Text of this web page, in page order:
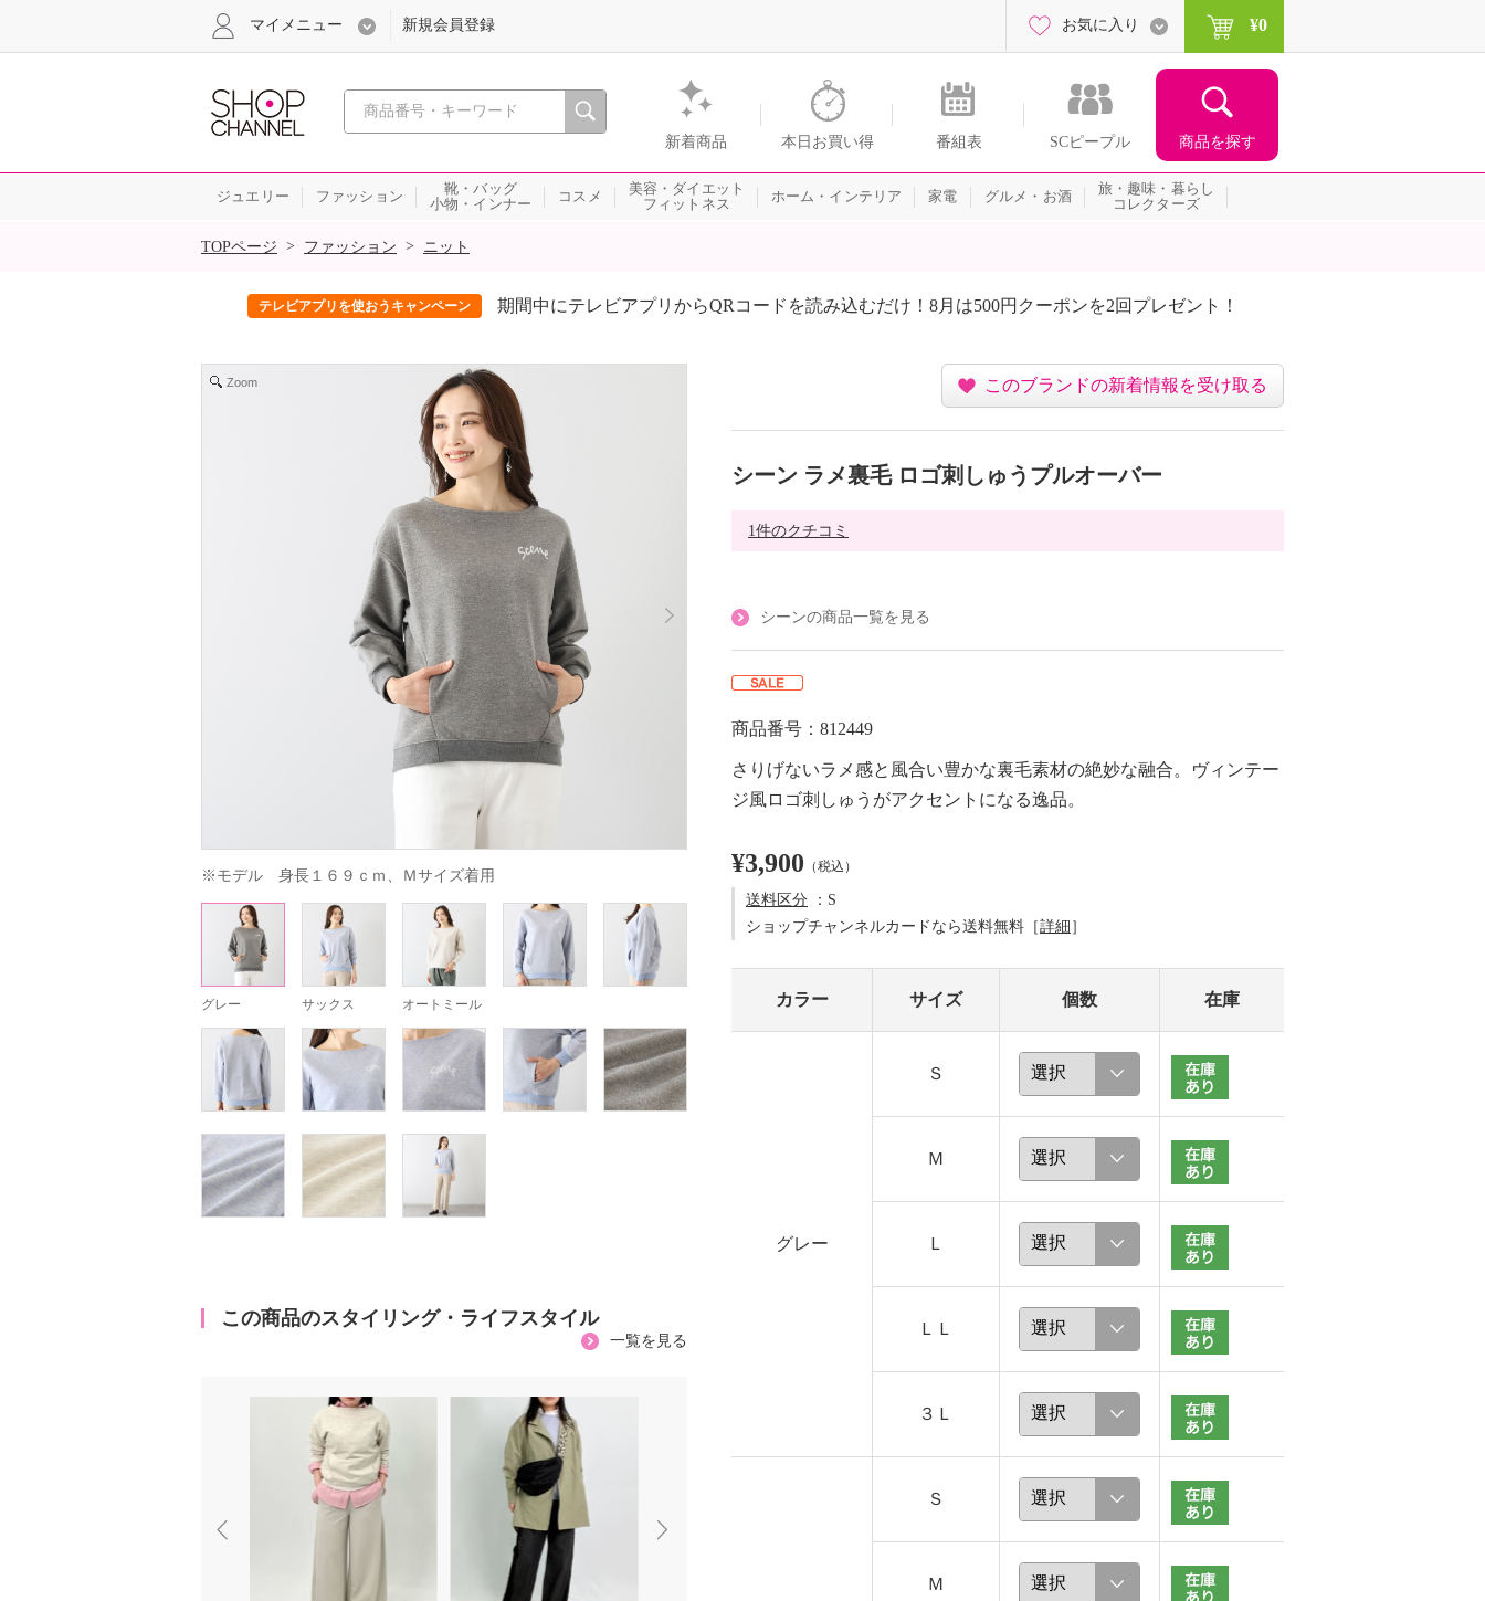
心おどる、瞬間を。通販・テレビショッピングのショップチャンネル
新着商品 本日お買い得 番組表 SCピープル 商品を探す
マイメニュー 新規会員登録 お気に入り ¥0
ジュエリー ファッション
靴・バッグ
小物・インナー
コスメ
美容・ダイエット
フィットネス
ホーム・インテリア 家電 グルメ・お酒
旅・趣味・暮らし
コレクターズ
SALE
TOPページ > ファッション > ニット
届いて当たる！サプライズBOXキャンペーン 商品がオリジナル段ボール箱で届けば当たり！ご購入金額相当のクーポンをプレゼント！
Zoom
※モデル　身長１６９ｃｍ、Ｍサイズ着用
グレー サックス オートミール
この商品のスタイリング・ライフスタイル
一覧を見る
このブランドの新着情報を受け取る
シーン ラメ裏毛 ロゴ刺しゅうプルオーバー
1件のクチコミ
シーンの商品一覧を見る
商品番号：812449
さりげないラメ感と風合い豊かな裏毛素材の絶妙な融合。ヴィンテー
ジ風ロゴ刺しゅうがアクセントになる逸品。
¥3,900 （税込）
送料区分 ：S
ショップチャンネルカードなら送料無料［詳細 ］
カラー サイズ 個数 在庫
グレー
Ｓ
Ｍ
Ｌ
ＬＬ
３Ｌ
Ｓ
Ｍ